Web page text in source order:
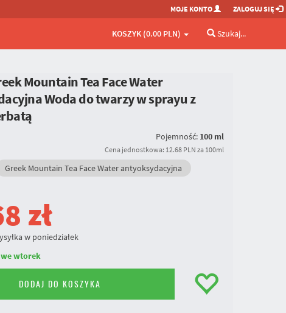
MOJE KONTO ZALOGUJ SIĘ
KOSZYK (0.00 PLN) Szukaj...
Mountain Tea Face Water
Woda do twarzy w sprayu z
Pojemność: 100 ml
Cena jednostkowa: 12.68 PLN za 100ml
Greek Mountain Tea Face Water antyoksydacyjna
zł
w poniedziałek
we wtorek
DODAJ DO KOSZYKA